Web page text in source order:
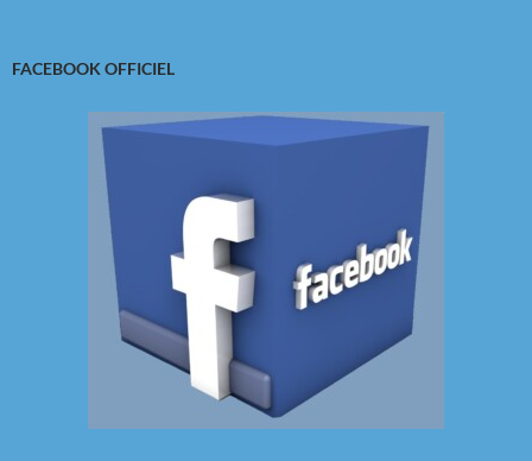
FACEBOOK OFFICIEL